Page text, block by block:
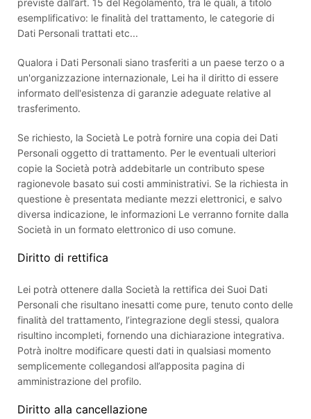
previste dall’art. 15 del Regolamento, tra le quali, a titolo
esemplificativo: le finalità del trattamento, le categorie di
Dati Personali trattati etc...
Qualora i Dati Personali siano trasferiti a un paese terzo o a
un'organizzazione internazionale, Lei ha il diritto di essere
informato dell'esistenza di garanzie adeguate relative al
trasferimento.
Se richiesto, la Società Le potrà fornire una copia dei Dati
Personali oggetto di trattamento. Per le eventuali ulteriori
copie la Società potrà addebitarle un contributo spese
ragionevole basato sui costi amministrativi. Se la richiesta in
questione è presentata mediante mezzi elettronici, e salvo
diversa indicazione, le informazioni Le verranno fornite dalla
Società in un formato elettronico di uso comune.
Diritto di rettifica
Lei potrà ottenere dalla Società la rettifica dei Suoi Dati
Personali che risultano inesatti come pure, tenuto conto delle
finalità del trattamento, l’integrazione degli stessi, qualora
risultino incompleti, fornendo una dichiarazione integrativa.
Potrà inoltre modificare questi dati in qualsiasi momento
semplicemente collegandosi all’apposita pagina di
amministrazione del profilo.
Diritto alla cancellazione